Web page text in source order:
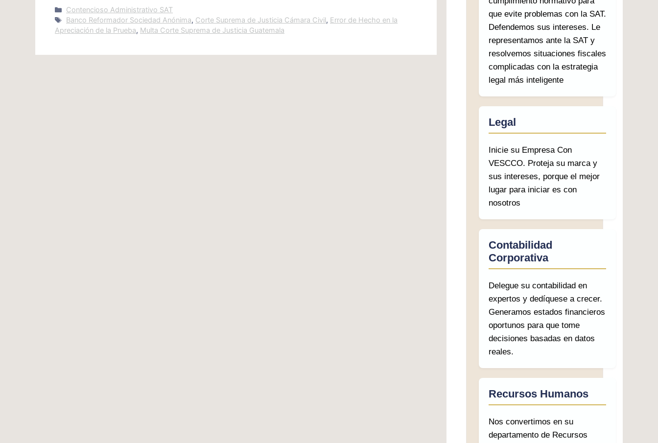
Categories
Contencioso Administrativo SAT
Tags
Banco Reformador Sociedad Anónima, Corte Suprema de Justicia Cámara Civil, Error de Hecho en la
Apreciación de la Prueba, Multa Corte Suprema de Justicia Guatemala
que evite problemas con la SAT.
Defendemos sus intereses. Le
representamos ante la SAT y
resolvemos situaciones fiscales
complicadas con la estrategia
legal más inteligente
Legal
Inicie su Empresa Con
VESCCO. Proteja su marca y
sus intereses, porque el mejor
lugar para iniciar es con
nosotros
Contabilidad
Corporativa
Delegue su contabilidad en
expertos y dedíquese a crecer.
Generamos estados financieros
oportunos para que tome
decisiones basadas en datos
reales.
Recursos Humanos
Nos convertimos en su
departamento de Recursos